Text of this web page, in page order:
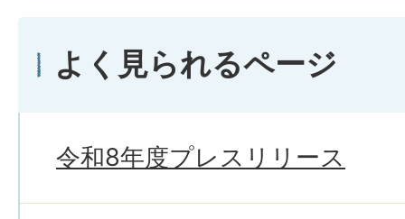
よく見られるページ
令和8年度プレスリリース